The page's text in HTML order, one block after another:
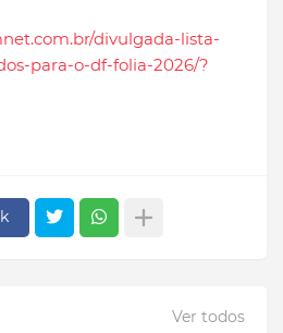
divulgada-lista-
para-o-df-folia-2026/?
Ver todos